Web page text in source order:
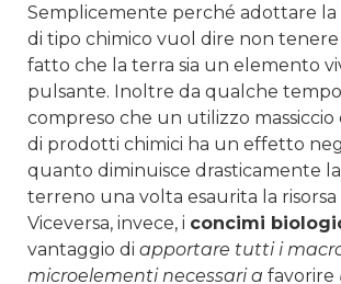
Semplicemente perché adottare la
di tipo chimico vuol dire non tenere
fatto che la terra sia un elemento
pulsante. Inoltre da qualche tempo
compreso che un utilizzo
di prodotti chimici ha un effetto
quanto diminuisce drasticamente
terreno una volta esaurita la
Viceversa, invece, i concimi
vantaggio di apportare tutti i
microelementi necessari a favorire